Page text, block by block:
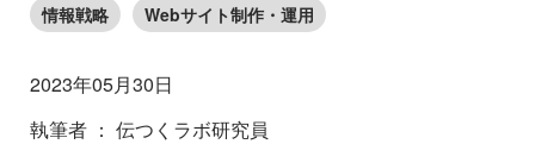
情報戦略
Webサイト制作・運用
2023年05月30日
執筆者 ： 伝つくラボ研究員